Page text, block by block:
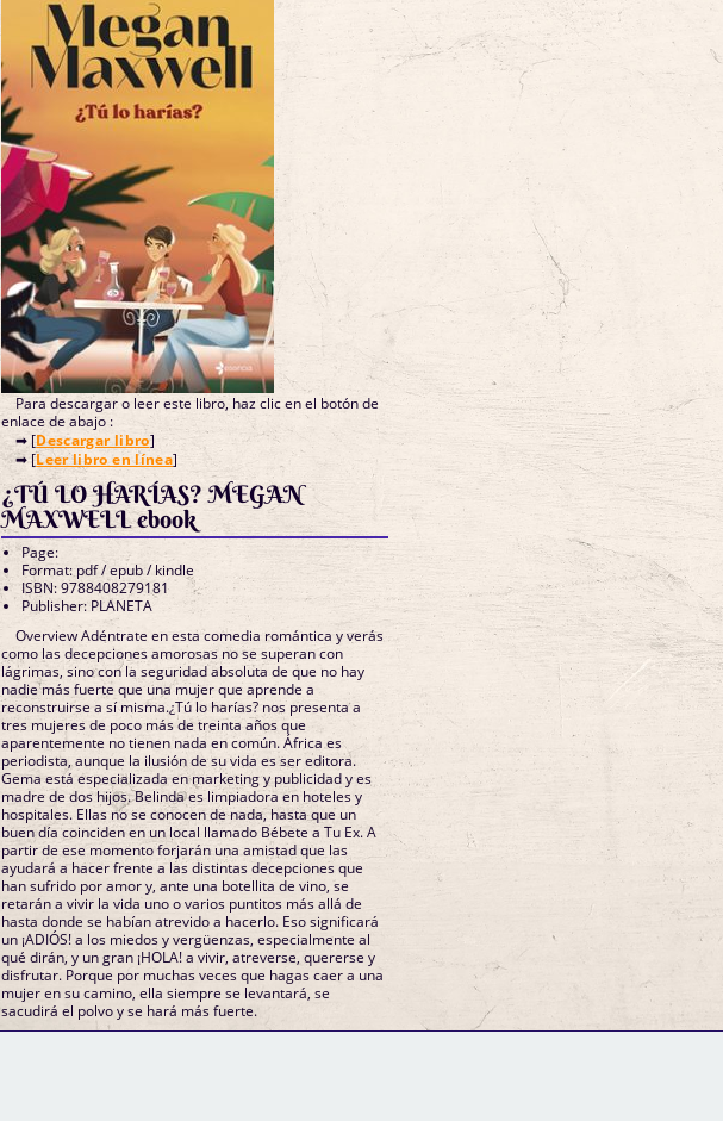
Para descargar o leer este libro, haz clic en el botón de
enlace de abajo :
➡ [Descargar libro]
➡ [Leer libro en línea]
¿TÚ LO HARÍAS? MEGAN
MAXWELL ebook
Page:
Format: pdf / epub / kindle
ISBN: 9788408279181
Publisher: PLANETA
Overview Adéntrate en esta comedia romántica y verás
como las decepciones amorosas no se superan con
lágrimas, sino con la seguridad absoluta de que no hay
nadie más fuerte que una mujer que aprende a
reconstruirse a sí misma.¿Tú lo harías? nos presenta a
tres mujeres de poco más de treinta años que
aparentemente no tienen nada en común. África es
periodista, aunque la ilusión de su vida es ser editora.
Gema está especializada en marketing y publicidad y es
madre de dos hijos. Belinda es limpiadora en hoteles y
hospitales. Ellas no se conocen de nada, hasta que un
buen día coinciden en un local llamado Bébete a Tu Ex. A
partir de ese momento forjarán una amistad que las
ayudará a hacer frente a las distintas decepciones que
han sufrido por amor y, ante una botellita de vino, se
retarán a vivir la vida uno o varios puntitos más allá de
hasta donde se habían atrevido a hacerlo. Eso significará
un ¡ADIÓS! a los miedos y vergüenzas, especialmente al
qué dirán, y un gran ¡HOLA! a vivir, atreverse, quererse y
disfrutar. Porque por muchas veces que hagas caer a una
mujer en su camino, ella siempre se levantará, se
sacudirá el polvo y se hará más fuerte.